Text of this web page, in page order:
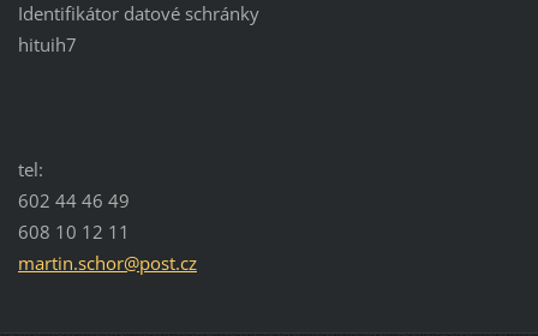
Identifikátor datové schránky
hituih7
tel:
602 44 46 49
608 10 12 11
martin.schor@post.cz